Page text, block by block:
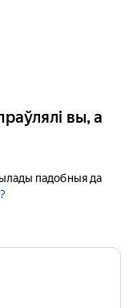
вы, а
падобныя да